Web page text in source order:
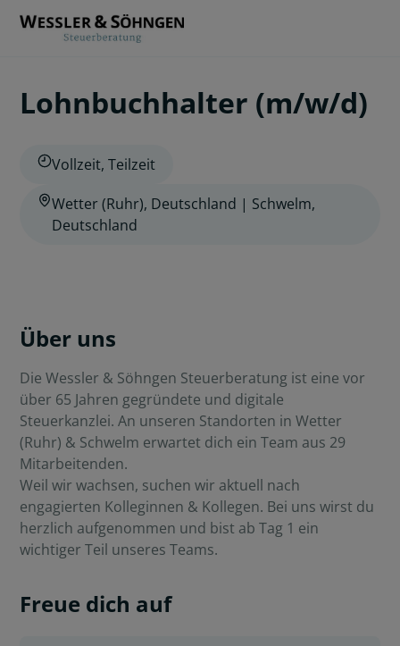
Lohnbuchhalter (m/w/d)
Vollzeit, Teilzeit
Wetter (Ruhr), Deutschland | Schwelm,
Deutschland
Über uns
Die Wessler & Söhngen Steuerberatung ist eine vor
über 65 Jahren gegründete und digitale
Steuerkanzlei. An unseren Standorten in Wetter
(Ruhr) & Schwelm erwartet dich ein Team aus 29
Mitarbeitenden.
Weil wir wachsen, suchen wir aktuell nach
engagierten Kolleginnen & Kollegen. Bei uns wirst du
herzlich aufgenommen und bist ab Tag 1 ein
wichtiger Teil unseres Teams.
Freue dich auf